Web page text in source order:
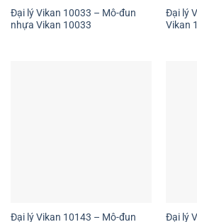
Đại lý Vikan 10033 – Mô-đun
nhựa Vikan 10033
Đại lý
Vikan
Đại lý Vikan 10143 – Mô-đun
Đại lý